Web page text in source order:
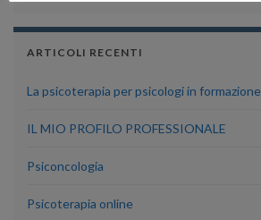
ARTICOLI RECENTI
La psicoterapia per psicologi in formazione
IL MIO PROFILO PROFESSIONALE
Psiconcologia
Psicoterapia online